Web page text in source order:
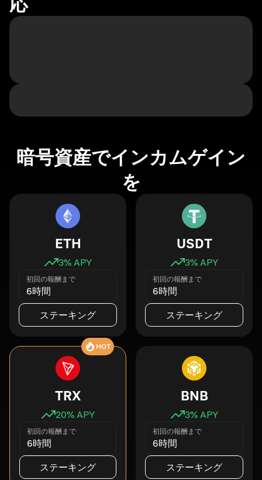
暗号資産でインカムゲイン
を
ETH
3% APY
初回の報酬まで
6時間
ステーキング
USDT
3% APY
初回の報酬まで
6時間
ステーキング
HOT
TRX
20% APY
初回の報酬まで
6時間
ステーキング
BNB
3% APY
初回の報酬まで
6時間
ステーキング